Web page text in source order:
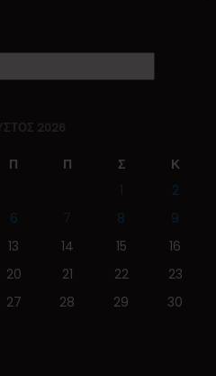
2026
Π Π Σ
Κ
1
2
6 7 8
9
13 14 15
16
20 21 22
23
27 28 29
30